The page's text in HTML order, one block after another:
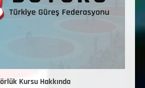
Kursu Hakkında